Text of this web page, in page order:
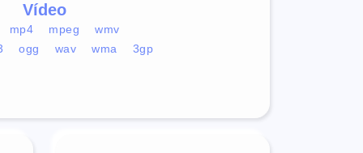
Vídeo
mp4 mpeg
wmv
ogg wav wma 3gp